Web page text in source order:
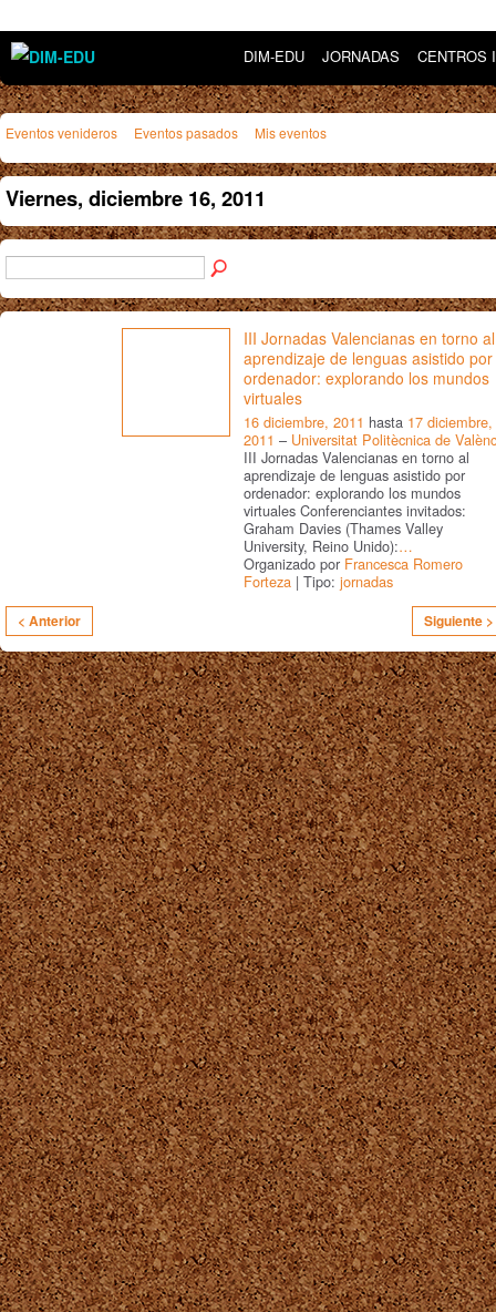
DIM-EDU JORNADAS CENTROS
Eventos venideros Eventos pasados Mis eventos
Viernes, diciembre 16, 2011
III Jornadas Valencianas en torno al
aprendizaje de lenguas asistido por
ordenador: explorando los mundos
virtuales
16 diciembre, 2011 hasta 17 diciembre,
2011 – Universitat Politècnica de
III Jornadas Valencianas en torno al
aprendizaje de lenguas asistido por
ordenador: explorando los mundos
virtuales Conferenciantes invitados:
Graham Davies (Thames Valley
University, Reino Unido):…
Organizado por Francesca Romero
Forteza | Tipo: jornadas
< Anterior Siguiente >